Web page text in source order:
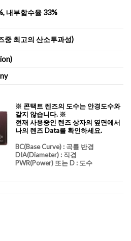
내부함수율 33%
중 최고의 산소투과성)
※ 콘택트 렌즈의 도수는 안경도수와
같지 않습니다. ※
현재 사용중인 렌즈 상자의 옆면에서
나의 렌즈 Data를 확인하세요.
BC(Base Curve): 곡률 반경
DIA(Diameter) : 직경
PWR(Power) 또는 D : 도수